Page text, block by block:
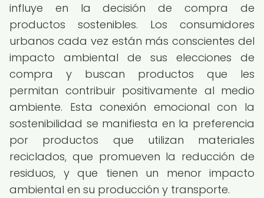
influye en la decisión de compra de
productos sostenibles. Los consumidores
urbanos cada vez están más conscientes del
impacto ambiental de sus elecciones de
compra y buscan productos que les
permitan contribuir positivamente al medio
ambiente. Esta conexión emocional con la
sostenibilidad se manifiesta en la preferencia
por productos que utilizan materiales
reciclados, que promueven la reducción de
residuos, y que tienen un menor impacto
ambiental en su producción y transporte.